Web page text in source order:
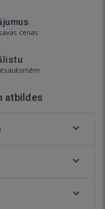
cenas
atbildes